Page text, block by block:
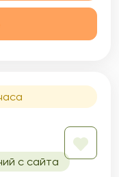
с сайта